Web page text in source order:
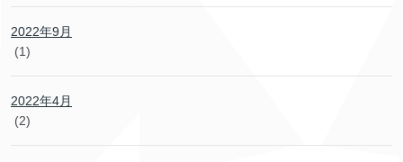
2022年9月
(1)
2022年4月
(2)